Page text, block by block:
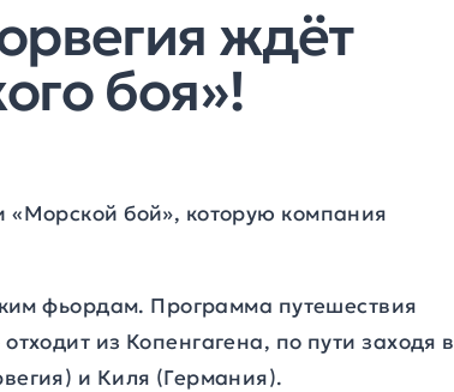
ждёт
боя»!
бой», которую компания
фьордам. Программа путешествия
из Копенгагена, по пути заходя в
и Киля (Германия).